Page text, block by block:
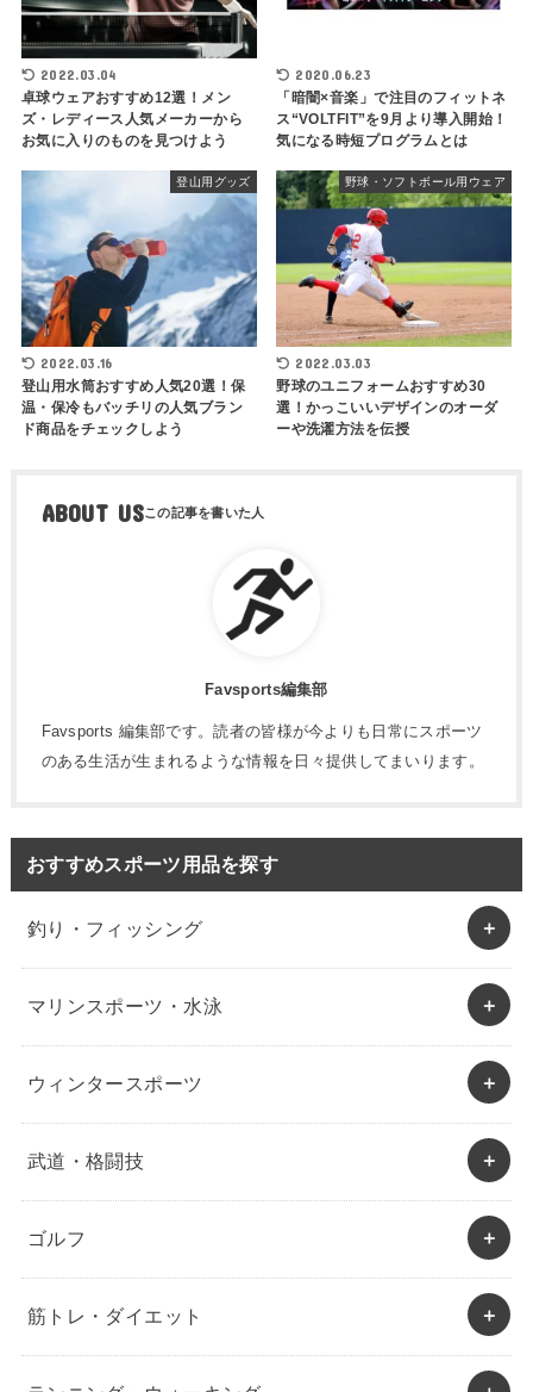
2022.03.04
卓球ウェアおすすめ12選！メン
ズ・レディース人気メーカーから
お気に入りのものを見つけよう
2020.06.23
「暗闇×音楽」で注目のフィットネ
ス“VOLTFIT”を9月より導入開始！
気になる時短プログラムとは
登山用グッズ
2022.03.16
登山用水筒おすすめ人気20選！保
温・保冷もバッチリの人気ブラン
ド商品をチェックしよう
野球・ソフトボール用ウェア
2022.03.03
野球のユニフォームおすすめ30
選！かっこいいデザインのオーダ
ーや洗濯方法を伝授
ABOUT US
Favsports編集部
Favsports 編集部です。読者の皆様が今よりも日常にスポーツ
のある生活が生まれるような情報を日々提供してまいります。
おすすめスポーツ用品を探す
釣り・フィッシング
マリンスポーツ・水泳
ウィンタースポーツ
武道・格闘技
ゴルフ
筋トレ・ダイエット